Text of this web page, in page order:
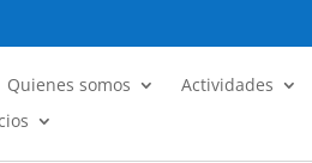
Quienes somos Actividades